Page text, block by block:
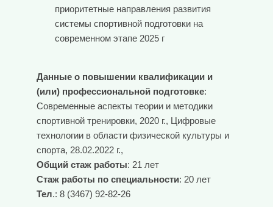
приоритетные направления развития
системы спортивной подготовки на
современном этапе 2025 г
Данные о повышении квалификации и
(или) профессиональной подготовке:
Современные аспекты теории и методики
спортивной тренировки, 2020 г., Цифровые
технологии в области физической культуры и
спорта, 28.02.2022 г.,
Общий стаж работы: 21 лет
Стаж работы по специальности: 20 лет
Тел.: 8 (3467) 92-82-26